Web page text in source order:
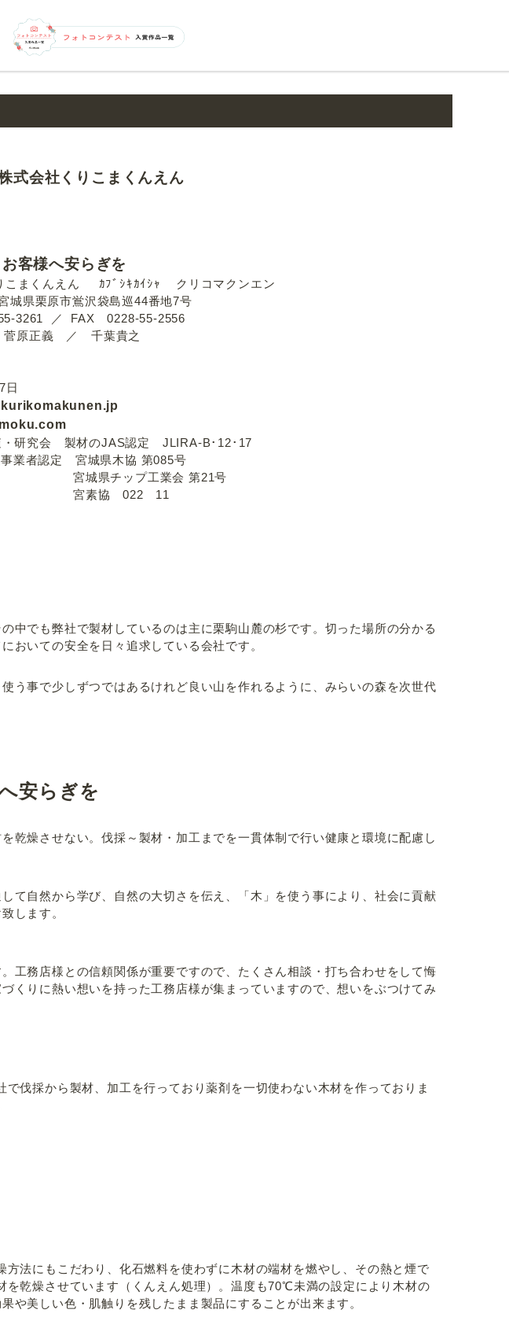
式会社くりこまくんえん
へ安らぎを
くんえん ｶﾌﾞｼｷｶｲｼｬ クリコマクンエン
栗原市鴬沢袋島巡44番地7号
／ FAX 0228-55-2556
正義 ／ 千葉貴之
製材のJAS認定 JLIRA-B･12･17
城県木協 第085号
業会 第21号
11
中でも弊社で製材しているのは主に栗駒山麓の杉です。切った場所の分かる
おいての安全を日々追求している会社です。
う事で少しずつではあるけれど良い山を作れるように、みらいの森を次世代
安らぎを
乾燥させない。伐採～製材・加工までを一貫体制で行い健康と環境に配慮し
て自然から学び、自然の大切さを伝え、「木」を使う事により、社会に貢献
します。
工務店様との信頼関係が重要ですので、たくさん相談・打ち合わせをして悔
くりに熱い想いを持った工務店様が集まっていますので、想いをぶつけてみ
で伐採から製材、加工を行っており薬剤を一切使わない木材を作っておりま
方法にもこだわり、化石燃料を使わずに木材の端材を燃やし、その熱と煙で
を乾燥させています（くんえん処理）。温度も70℃未満の設定により木材の
や美しい色・肌触りを残したまま製品にすることが出来ます。